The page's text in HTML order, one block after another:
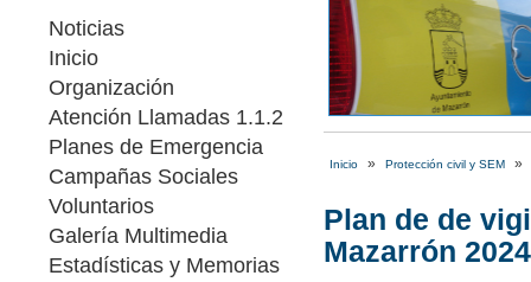
Noticias
Inicio
Organización
Atención Llamadas 1.1.2
Planes de Emergencia
Campañas Sociales
Voluntarios
Galería Multimedia
Estadísticas y Memorias
Inicio » Protección civil y SEM »
Plan de de
Mazarrón 2024